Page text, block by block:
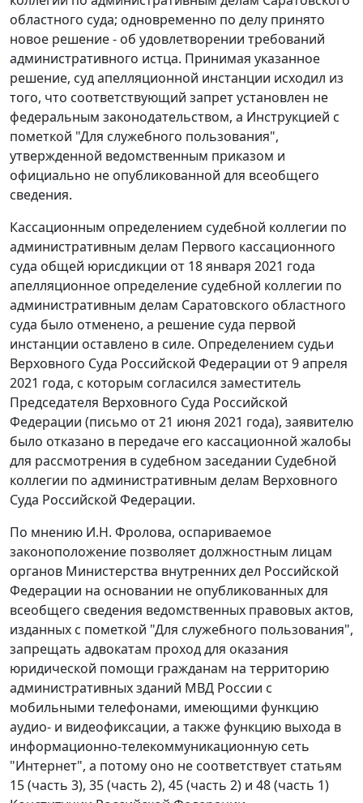
областного суда; одновременно по делу принято
новое решение - об удовлетворении требований
административного истца. Принимая указанное
решение, суд апелляционной инстанции исходил из
того, что соответствующий запрет установлен не
федеральным законодательством, а Инструкцией с
пометкой "Для служебного пользования",
утвержденной ведомственным приказом и
официально не опубликованной для всеобщего
сведения.
Кассационным определением судебной коллегии по
административным делам Первого кассационного
суда общей юрисдикции от 18 января 2021 года
апелляционное определение судебной коллегии по
административным делам Саратовского областного
суда было отменено, а решение суда первой
инстанции оставлено в силе. Определением судьи
Верховного Суда Российской Федерации от 9 апреля
2021 года, с которым согласился заместитель
Председателя Верховного Суда Российской
Федерации (письмо от 21 июня 2021 года), заявителю
было отказано в передаче его кассационной жалобы
для рассмотрения в судебном заседании Судебной
коллегии по административным делам Верховного
Суда Российской Федерации.
По мнению И.Н. Фролова, оспариваемое
законоположение позволяет должностным лицам
органов Министерства внутренних дел Российской
Федерации на основании не опубликованных для
всеобщего сведения ведомственных правовых актов,
изданных с пометкой "Для служебного пользования",
запрещать адвокатам проход для оказания
юридической помощи гражданам на территорию
административных зданий МВД России с
мобильными телефонами, имеющими функцию
аудио- и видеофиксации, а также функцию выхода в
информационно-телекоммуникационную сеть
"Интернет", а потому оно не соответствует статьям
15 (часть 3), 35 (часть 2), 45 (часть 2) и 48 (часть 1)